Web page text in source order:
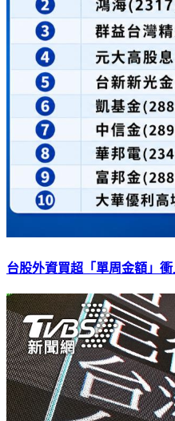
台股外資買超「單周金額」